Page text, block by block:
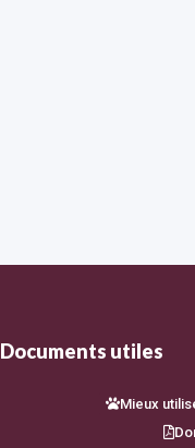
Documents utiles
Mieux